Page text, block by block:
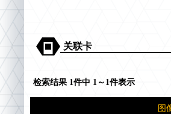
关联卡
检索结果 1件中 1～1件表示
图